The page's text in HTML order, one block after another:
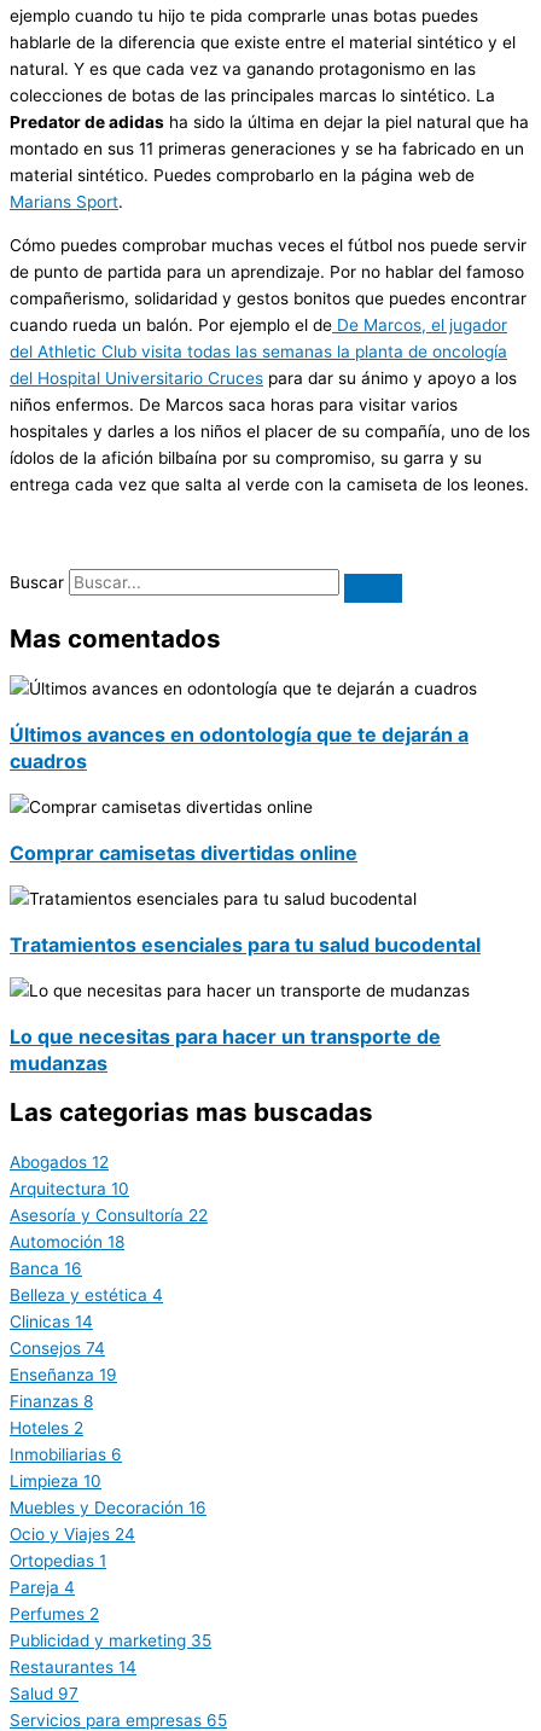
ejemplo cuando tu hijo te pida comprarle unas botas puedes
hablarle de la diferencia que existe entre el material sintético y el
natural. Y es que cada vez va ganando protagonismo en las
colecciones de botas de las principales marcas lo sintético. La
Predator de adidas ha sido la última en dejar la piel natural que ha
montado en sus 11 primeras generaciones y se ha fabricado en un
material sintético. Puedes comprobarlo en la página web de
Marians Sport.
Cómo puedes comprobar muchas veces el fútbol nos puede servir
de punto de partida para un aprendizaje. Por no hablar del famoso
compañerismo, solidaridad y gestos bonitos que puedes encontrar
cuando rueda un balón. Por ejemplo el de De Marcos, el jugador
del Athletic Club visita todas las semanas la planta de oncología
del Hospital Universitario Cruces para dar su ánimo y apoyo a los
niños enfermos. De Marcos saca horas para visitar varios
hospitales y darles a los niños el placer de su compañía, uno de los
ídolos de la afición bilbaína por su compromiso, su garra y su
entrega cada vez que salta al verde con la camiseta de los leones.
Buscar
Mas comentados
Últimos avances en odontología que te dejarán a
cuadros
Comprar camisetas divertidas online
Tratamientos esenciales para tu salud bucodental
Lo que necesitas para hacer un transporte de
mudanzas
Las categorias mas buscadas
Abogados 12
Arquitectura 10
Asesoría y Consultoría 22
Automoción 18
Banca 16
Belleza y estética 4
Clinicas 14
Consejos 74
Enseñanza 19
Finanzas 8
Hoteles 2
Inmobiliarias 6
Limpieza 10
Muebles y Decoración 16
Ocio y Viajes 24
Ortopedias 1
Pareja 4
Perfumes 2
Publicidad y marketing 35
Restaurantes 14
Salud 97
Servicios para empresas 65